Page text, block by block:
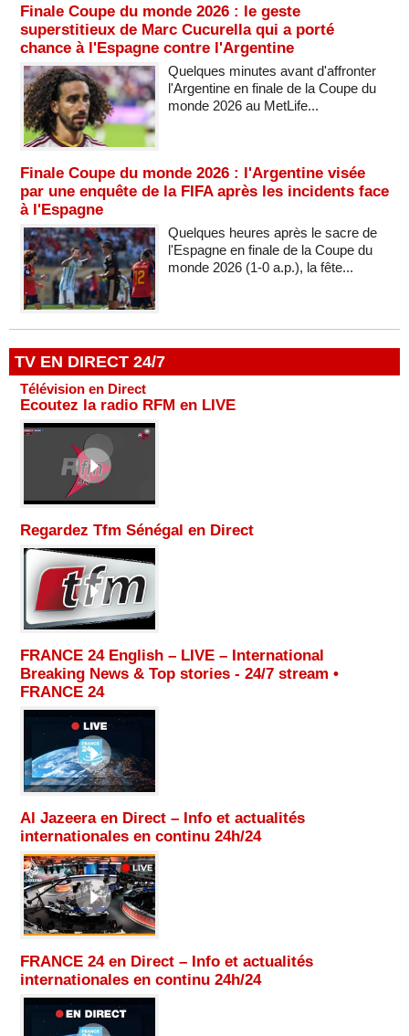
Finale Coupe du monde 2026 : le geste
superstitieux de Marc Cucurella qui a porté
chance à l'Espagne contre l'Argentine
Quelques minutes avant d'affronter
l'Argentine en finale de la Coupe du
monde 2026 au MetLife...
Finale Coupe du monde 2026 : l'Argentine visée
par une enquête de la FIFA après les incidents face
à l'Espagne
Quelques heures après le sacre de
l'Espagne en finale de la Coupe du
monde 2026 (1-0 a.p.), la fête...
TV EN DIRECT 24/7
Télévision en Direct
Ecoutez la radio RFM en LIVE
Regardez Tfm Sénégal en Direct
FRANCE 24 English – LIVE – International
Breaking News & Top stories - 24/7 stream •
FRANCE 24
Al Jazeera en Direct – Info et actualités
internationales en continu 24h/24
FRANCE 24 en Direct – Info et actualités
internationales en continu 24h/24